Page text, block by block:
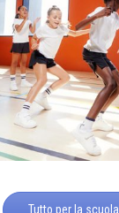
Tutto per la scuola